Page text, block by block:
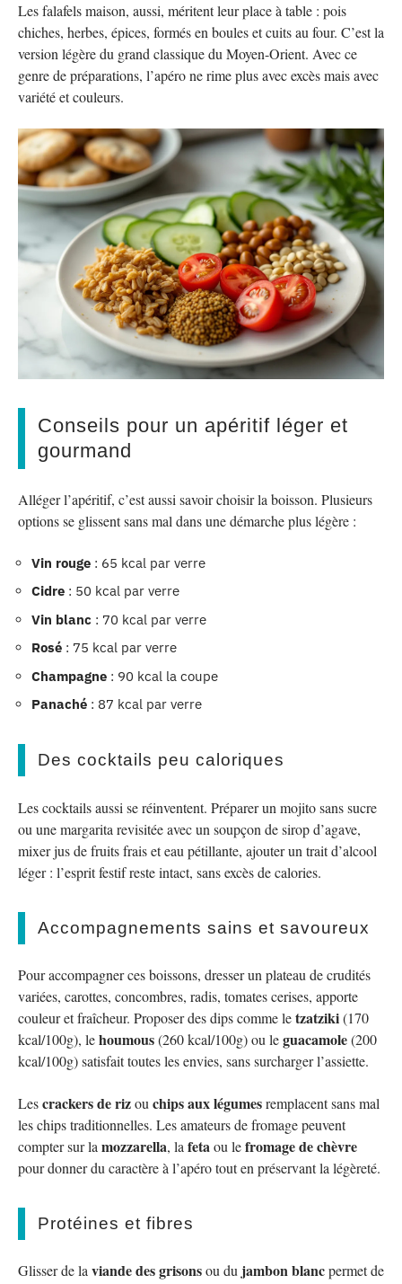
Les falafels maison, aussi, méritent leur place à table : pois
chiches, herbes, épices, formés en boules et cuits au four. C’est la
version légère du grand classique du Moyen-Orient. Avec ce
genre de préparations, l’apéro ne rime plus avec excès mais avec
variété et couleurs.
Conseils pour un apéritif léger et
gourmand
Alléger l’apéritif, c’est aussi savoir choisir la boisson. Plusieurs
options se glissent sans mal dans une démarche plus légère :
Vin rouge : 65 kcal par verre
Cidre : 50 kcal par verre
Vin blanc : 70 kcal par verre
Rosé : 75 kcal par verre
Champagne : 90 kcal la coupe
Panaché : 87 kcal par verre
Des cocktails peu caloriques
Les cocktails aussi se réinventent. Préparer un mojito sans sucre
ou une margarita revisitée avec un soupçon de sirop d’agave,
mixer jus de fruits frais et eau pétillante, ajouter un trait d’alcool
léger : l’esprit festif reste intact, sans excès de calories.
Accompagnements sains et savoureux
Pour accompagner ces boissons, dresser un plateau de crudités
variées, carottes, concombres, radis, tomates cerises, apporte
couleur et fraîcheur. Proposer des dips comme letzatziki(170
kcal/100g), lehoumous(260 kcal/100g) ou leguacamole(200
kcal/100g) satisfait toutes les envies, sans surcharger l’assiette.
Lescrackers de rizou chips aux légumesremplacent sans mal
les chips traditionnelles. Les amateurs de fromage peuvent
compter sur la mozzarella, la fetaou lefromage de chèvre
pour donner du caractère à l’apéro tout en préservant la légèreté.
Protéines et fibres
Glisser de la viande des grisonsou du jambon blancpermet de